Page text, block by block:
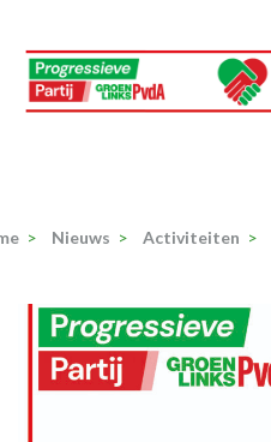
naar
inhoud
(Druk
> Nieuws > Activiteiten >